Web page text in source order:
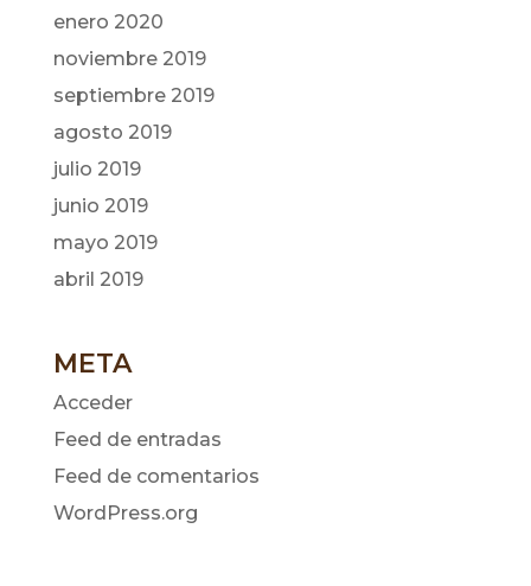
enero 2020
noviembre 2019
septiembre 2019
agosto 2019
julio 2019
junio 2019
mayo 2019
abril 2019
META
Acceder
Feed de entradas
Feed de comentarios
WordPress.org